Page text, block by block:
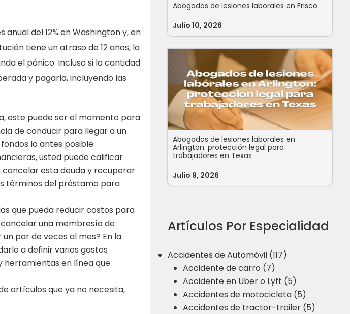
del 12% en Washington y, en
tiene un atraso de 12 años, la
el pánico. Incluso si la cantidad
y pagarla, incluyendo las
este puede ser el momento para
de conducir para llegar a un
lo antes posible.
usted puede calificar
esta deuda y recuperar
términos del préstamo para
que pueda reducir costos para
una membresía de
par de veces al mes? En la
a definir varios gastos
herramientas en línea que
artículos que ya no necesita,
Abogados de lesiones laborales en Frisco
Julio 10, 2026
Abogados de lesiones laborales en
Arlington: protección legal para
trabajadores en Texas
Julio 9, 2026
Artículos Por Especialidad
Accidentes de Automóvil (117)
Accidente de carro (7)
Accidente en Uber o Lyft (5)
Accidentes de motocicleta (5)
Accidentes de tractor-trailer (5)